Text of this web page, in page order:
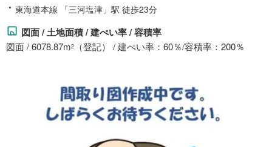
東海道本線 「三河塩津」駅 徒歩23分
図面 / 土地面積 / 建ぺい率 / 容積率
図面 / 6078.87m2 （登記） / 建ぺい率：60％/容積率：200％